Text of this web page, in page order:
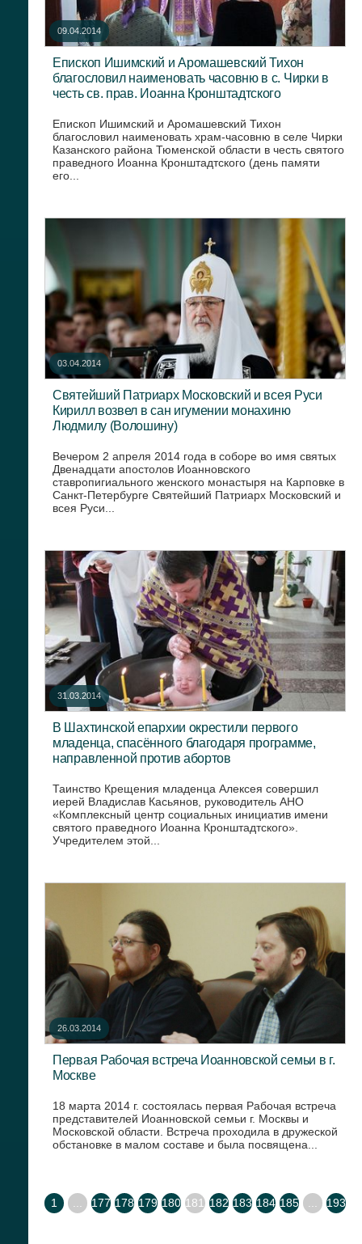
09.04.2014
Епископ Ишимский и Аромашевский Тихон
благословил наименовать часовню в с. Чирки в
честь св. прав. Иоанна Кронштадтского
Епископ Ишимский и Аромашевский Тихон
благословил наименовать храм-часовню в селе Чирки
Казанского района Тюменской области в честь святого
праведного Иоанна Кронштадтского (день памяти
его...
03.04.2014
Святейший Патриарх Московский и всея Руси
Кирилл возвел в сан игумении монахиню
Людмилу (Волошину)
Вечером 2 апреля 2014 года в соборе во имя святых
Двенадцати апостолов Иоанновского
ставропигиального женского монастыря на Карповке в
Санкт-Петербурге Святейший Патриарх Московский и
всея Руси...
31.03.2014
В Шахтинской епархии окрестили первого
младенца, спасённого благодаря программе,
направленной против абортов
Таинство Крещения младенца Алексея совершил
иерей Владислав Касьянов, руководитель АНО
«Комплексный центр социальных инициатив имени
святого праведного Иоанна Кронштадтского».
Учредителем этой...
26.03.2014
Первая Рабочая встреча Иоанновской семьи в г.
Москве
18 марта 2014 г. состоялась первая Рабочая встреча
представителей Иоанновской семьи г. Москвы и
Московской области. Встреча проходила в дружеской
обстановке в малом составе и была посвящена...
1 177 178 179 180 181 182 183 184 185 193